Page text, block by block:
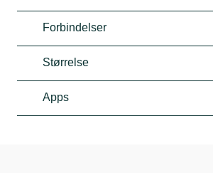
Forbindelser
Størrelse
Apps